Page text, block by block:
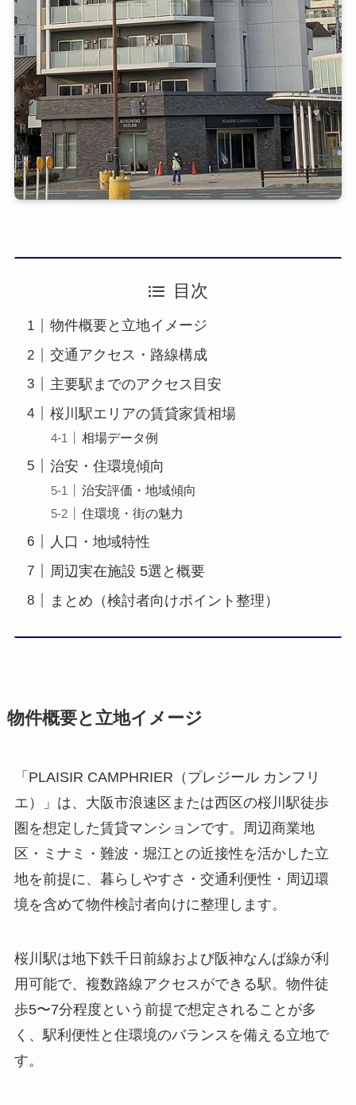
目次
物件概要と立地イメージ
交通アクセス・路線構成
主要駅までのアクセス目安
桜川駅エリアの賃貸家賃相場
相場データ例
治安・住環境傾向
治安評価・地域傾向
住環境・街の魅力
人口・地域特性
周辺実在施設 5選と概要
まとめ（検討者向けポイント整理）
物件概要と立地イメージ
「PLAISIR CAMPHRIER（プレジール カンフリ
エ）」は、大阪市浪速区または西区の桜川駅徒歩
圏を想定した賃貸マンションです。周辺商業地
区・ミナミ・難波・堀江との近接性を活かした立
地を前提に、暮らしやすさ・交通利便性・周辺環
境を含めて物件検討者向けに整理します。
桜川駅は地下鉄千日前線および阪神なんば線が利
用可能で、複数路線アクセスができる駅。物件徒
歩5〜7分程度という前提で想定されることが多
く、駅利便性と住環境のバランスを備える立地で
す。